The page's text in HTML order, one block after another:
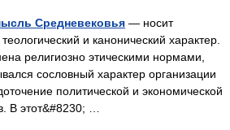
Средневековья — носит
и канонический характер.
религиозно этическими нормами,
сословный характер организации
политической и экономической
В этот&#8230; …